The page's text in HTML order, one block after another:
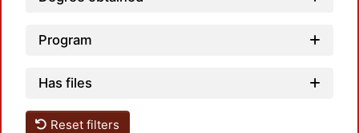
Program
Has files
Reset filters